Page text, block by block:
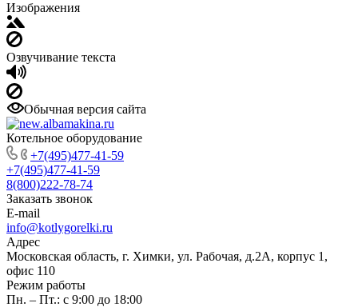
Изображения
Озвучивание текста
Обычная версия сайта
Котельное оборудование
+7(495)477-41-59
+7(495)477-41-59
8(800)222-78-74
Заказать звонок
E-mail
info@kotlygorelki.ru
Адрес
Московская область, г. Химки, ул. Рабочая, д.2А, корпус 1,
офис 110
Режим работы
Пн. – Пт.: с 9:00 до 18:00